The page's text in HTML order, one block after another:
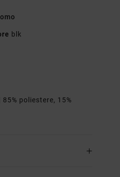
blk
poliestere, 15%